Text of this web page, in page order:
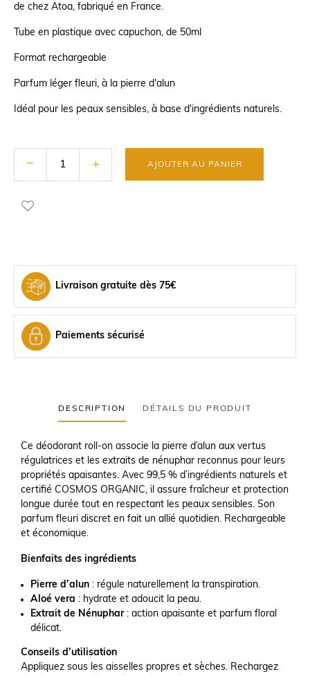
de chez Atoa, fabriqué en France.
Tube en plastique avec capuchon, de 50ml
Format rechargeable
Parfum léger fleuri, à la pierre d'alun
Idéal pour les peaux sensibles, à base d'ingrédients naturels.
AJOUTER AU PANIER
Livraison gratuite dès 75€
Paiements sécurisé
DESCRIPTION DÉTAILS DU PRODUIT
Ce déodorant roll-on associe la pierre d’alun aux vertus
régulatrices et les extraits de nénuphar reconnus pour leurs
propriétés apaisantes. Avec 99,5 % d’ingrédients naturels et
certifié COSMOS ORGANIC, il assure fraîcheur et protection
longue durée tout en respectant les peaux sensibles. Son
parfum fleuri discret en fait un allié quotidien. Rechargeable
et économique.
Bienfaits des ingrédients
Pierre d’alun : régule naturellement la transpiration.
Aloé vera : hydrate et adoucit la peau.
Extrait de Nénuphar: action apaisante et parfum floral
délicat.
Conseils d’utilisation
Appliquez sous les aisselles propres et sèches. Rechargez